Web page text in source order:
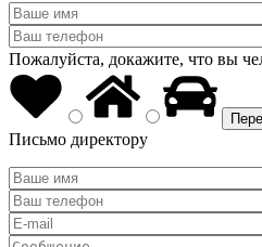
Пожалуйста, докажите, что вы
Письмо директору